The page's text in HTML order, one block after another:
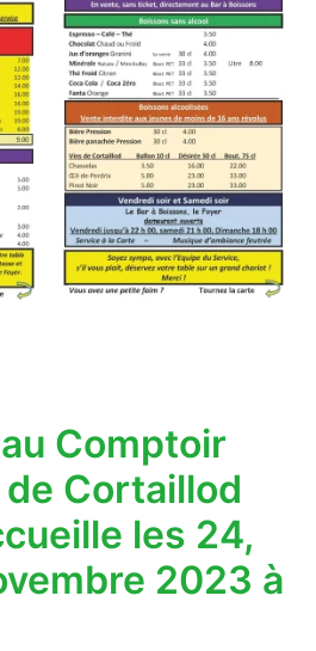
Comptoir
de Cortaillod
les 24,
2023 à